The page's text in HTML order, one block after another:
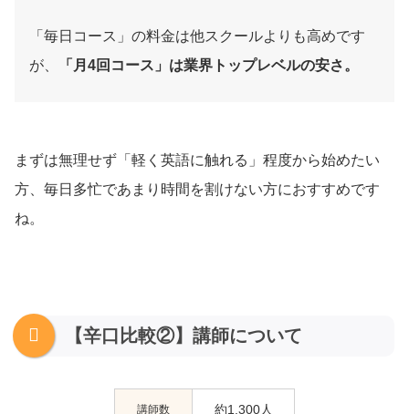
「毎日コース」の料金は他スクールよりも高めです
が、
「月4回コース」は業界トップレベルの安さ。
まずは無理せず「軽く英語に触れる」程度から始めたい
方、毎日多忙であまり時間を割けない方におすすめです
ね。
【辛口比較②】講師について
講師数 約1,300人